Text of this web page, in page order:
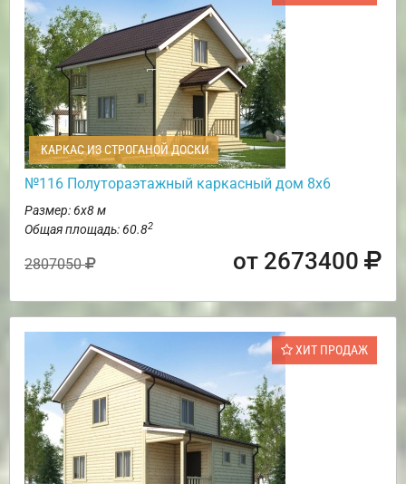
КАРКАС ИЗ СТРОГАНОЙ ДОСКИ
№116 Полутораэтажный каркасный дом 8х6
Размер: 6х8 м
Общая площадь: 60.82
2807050 от 2673400
ХИТ ПРОДАЖ